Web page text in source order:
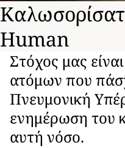
Human
Στόχος μας
ατόμων που
Πνευμονική
ενημέρωση του
αυτή νόσο.